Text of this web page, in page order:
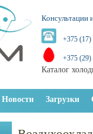
Консультации
+375 (17)
+375 (29)
Каталог
Новости Загрузки